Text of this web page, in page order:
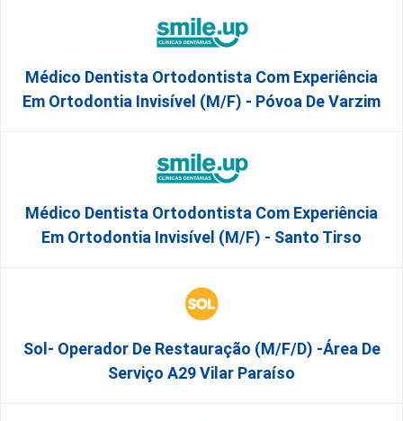
Médico Dentista Ortodontista Com Experiência
Em Ortodontia Invisível (M/F) - Póvoa De Varzim
Médico Dentista Ortodontista Com Experiência
Em Ortodontia Invisível (M/F) - Santo Tirso
Sol- Operador De Restauração (m/f/d) -Área De
Serviço A29 Vilar Paraíso